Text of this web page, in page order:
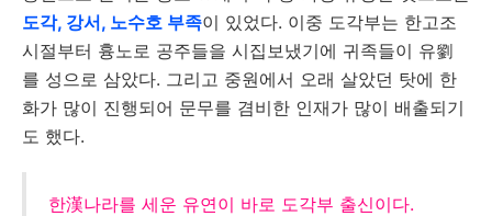
도각, 강서, 노수호 부족이 있었다. 이중 도각부는 한고조
시절부터 흉노로 공주들을 시집보냈기에 귀족들이 유劉
를 성으로 삼았다. 그리고 중원에서 오래 살았던 탓에 한
화가 많이 진행되어 문무를 겸비한 인재가 많이 배출되기
도 했다.
한漢나라를 세운 유연이 바로 도각부 출신이다.